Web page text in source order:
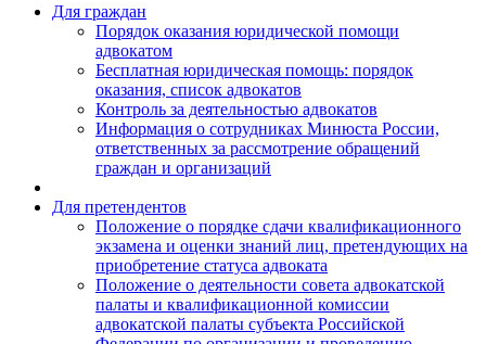
Для граждан
Порядок оказания юридической помощи
адвокатом
Бесплатная юридическая помощь: порядок
оказания, список адвокатов
Контроль за деятельностью адвокатов
Информация о сотрудниках Минюста России,
ответственных за рассмотрение обращений
граждан и организаций
Для претендентов
Положение о порядке сдачи квалификационного
экзамена и оценки знаний лиц, претендующих на
приобретение статуса адвоката
Положение о деятельности совета адвокатской
палаты и квалификационной комиссии
адвокатской палаты субъекта Российской